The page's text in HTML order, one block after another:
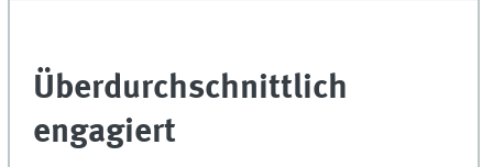
Überdurchschnittlich
engagiert